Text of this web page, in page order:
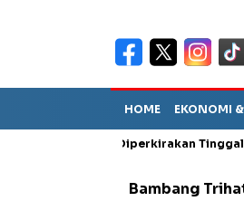
HOME EKONOMI
Sebut TPA Diperkirakan Tinggal
Bambang